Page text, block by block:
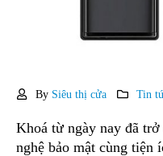
By Siêu thị cửa Tin
Khoá từ ngày nay đã
nghệ bảo mật cùng tiện